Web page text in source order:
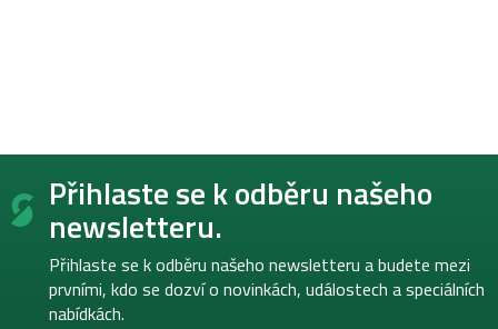
Z
Přihlaste se k odběru našeho
newsletteru.
Přihlaste se k odběru našeho newsletteru a budete mezi
prvními, kdo se dozví o novinkách, událostech a speciálních
nabídkách.